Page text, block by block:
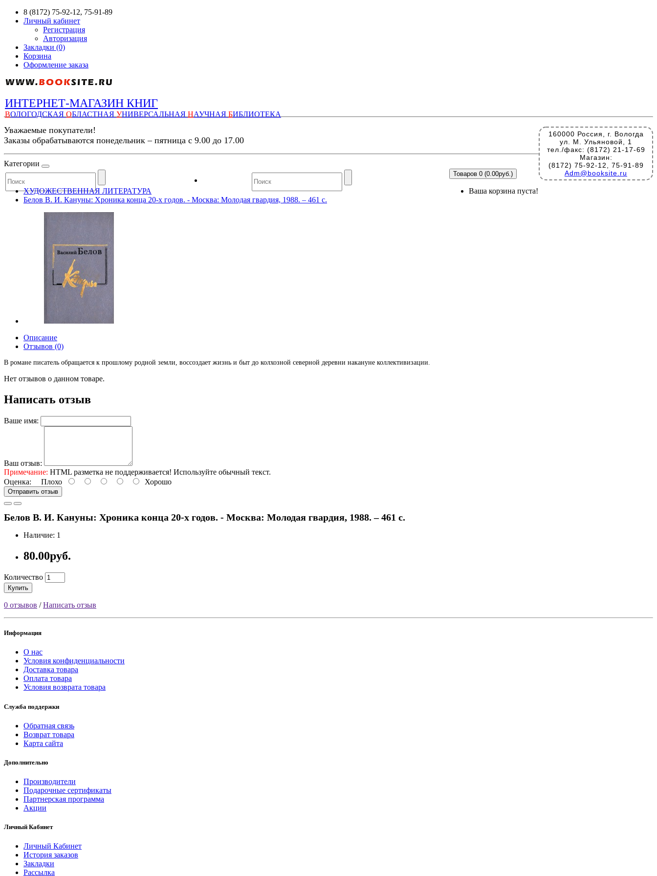
8 (8172) 75-92-12, 75-91-89
Личный кабинет
Регистрация
Авторизация
Закладки (0)
Корзина
Оформление заказа
ИНТЕРНЕТ-МАГАЗИН КНИГ
ВОЛОГОДСКАЯ ОБЛАСТНАЯ УНИВЕРСАЛЬНАЯ НАУЧНАЯ БИБЛИОТЕКА
160000 Россия, г. Вологда
ул. М. Ульяновой, 1
тел./факс: (8172) 21-17-69
Магазин:
(8172) 75-92-12, 75-91-89
Adm@booksite.ru
Уважаемые покупатели!
Заказы обрабатываются понедельник – пятница с 9.00 до 17.00
Категории
Товаров 0 (0.00руб.)
Ваша корзина пуста!
ХУДОЖЕСТВЕННАЯ ЛИТЕРАТУРА
Белов В. И. Кануны: Хроника конца 20-х годов. - Москва: Молодая гвардия, 1988. – 461 с.
Описание
Отзывов (0)
В романе писатель обращается к прошлому родной земли, воссоздает жизнь и быт до колхозной северной деревни накануне коллективизации.
Нет отзывов о данном товаре.
Написать отзыв
Ваше имя:
Ваш отзыв:
Примечание: HTML разметка не поддерживается! Используйте обычный текст.
Оценка: Плохо Хорошо
Отправить отзыв
Белов В. И. Кануны: Хроника конца 20-х годов. - Москва: Молодая гвардия, 1988. – 461 с.
Наличие: 1
80.00руб.
Количество
Купить
0 отзывов /Написать отзыв
Информация
О нас
Условия конфиденциальности
Доставка товара
Оплата товара
Условия возврата товара
Служба поддержки
Обратная связь
Возврат товара
Карта сайта
Дополнительно
Производители
Подарочные сертификаты
Партнерская программа
Акции
Личный Кабинет
Личный Кабинет
История заказов
Закладки
Рассылка